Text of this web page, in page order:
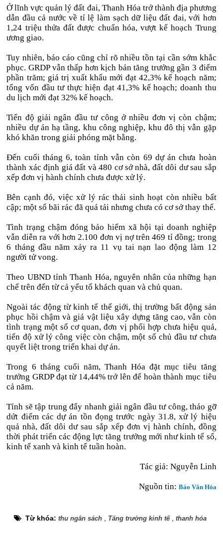
Ở lĩnh vực quản lý đất đai, Thanh Hóa trở thành địa phương
dẫn đầu cả nước về tỉ lệ làm sạch dữ liệu đất đai, với hơn
1,24 triệu thửa đất được chuẩn hóa, vượt kế hoạch Trung
ương giao.
Tuy nhiên, báo cáo cũng chỉ rõ nhiều tồn tại cần sớm khắc
phục. GRDP vẫn thấp hơn kịch bản tăng trưởng gần 3 điểm
phần trăm; giá trị xuất khẩu mới đạt 42,3% kế hoạch năm;
tổng vốn đầu tư thực hiện đạt 41,3% kế hoạch; doanh thu
du lịch mới đạt 32% kế hoạch.
Tiến độ giải ngân đầu tư công ở nhiều đơn vị còn chậm;
nhiều dự án hạ tầng, khu công nghiệp, khu đô thị vẫn gặp
khó khăn trong giải phóng mặt bằng.
Đến cuối tháng 6, toàn tỉnh vẫn còn 69 dự án chưa hoàn
thành xác định giá đất và 480 cơ sở nhà, đất dôi dư sau sắp
xếp đơn vị hành chính chưa được xử lý.
Bên cạnh đó, việc xử lý rác thải sinh hoạt còn nhiều bất
cập; một số bãi rác đã quá tải nhưng chưa có cơ sở thay thế.
Tình trạng chậm đóng bảo hiểm xã hội tại doanh nghiệp
vẫn diễn ra với hơn 2.100 đơn vị nợ trên 469 tỉ đồng; trong
6 tháng đầu năm xảy ra 11 vụ tai nạn lao động làm 12
người tử vong.
Theo UBND tỉnh Thanh Hóa, nguyên nhân của những hạn
chế trên đến từ cả yếu tố khách quan và chủ quan.
Ngoài tác động từ kinh tế thế giới, thị trường bất động sản
phục hồi chậm và giá vật liệu xây dựng tăng cao, vẫn còn
tình trạng một số cơ quan, đơn vị phối hợp chưa hiệu quả,
tiến độ xử lý công việc còn chậm, một số chủ đầu tư chưa
quyết liệt trong triển khai dự án.
Trong 6 tháng cuối năm, Thanh Hóa đặt mục tiêu tăng
trưởng GRDP đạt từ 14,44% trở lên để hoàn thành mục tiêu
cả năm.
Tỉnh sẽ tập trung đẩy nhanh giải ngân đầu tư công, tháo gỡ
dứt điểm các dự án tồn đọng trước ngày 31.8, xử lý hiệu
quả nhà, đất dôi dư sau sắp xếp đơn vị hành chính, đồng
thời phát triển các động lực tăng trưởng mới như kinh tế số,
kinh tế xanh và kinh tế tuần hoàn.
Tác giả: Nguyễn Linh
Nguồn tin: Báo Văn Hóa
Từ khóa:thu ngân sách Tăng trưởng kinh tế,thanh hóa